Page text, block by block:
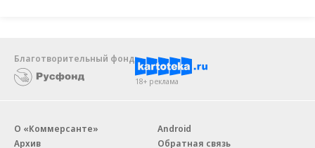
Благотворительный фонд
18+ реклама
О «Коммерсанте»
Архив
Android
Обратная связь